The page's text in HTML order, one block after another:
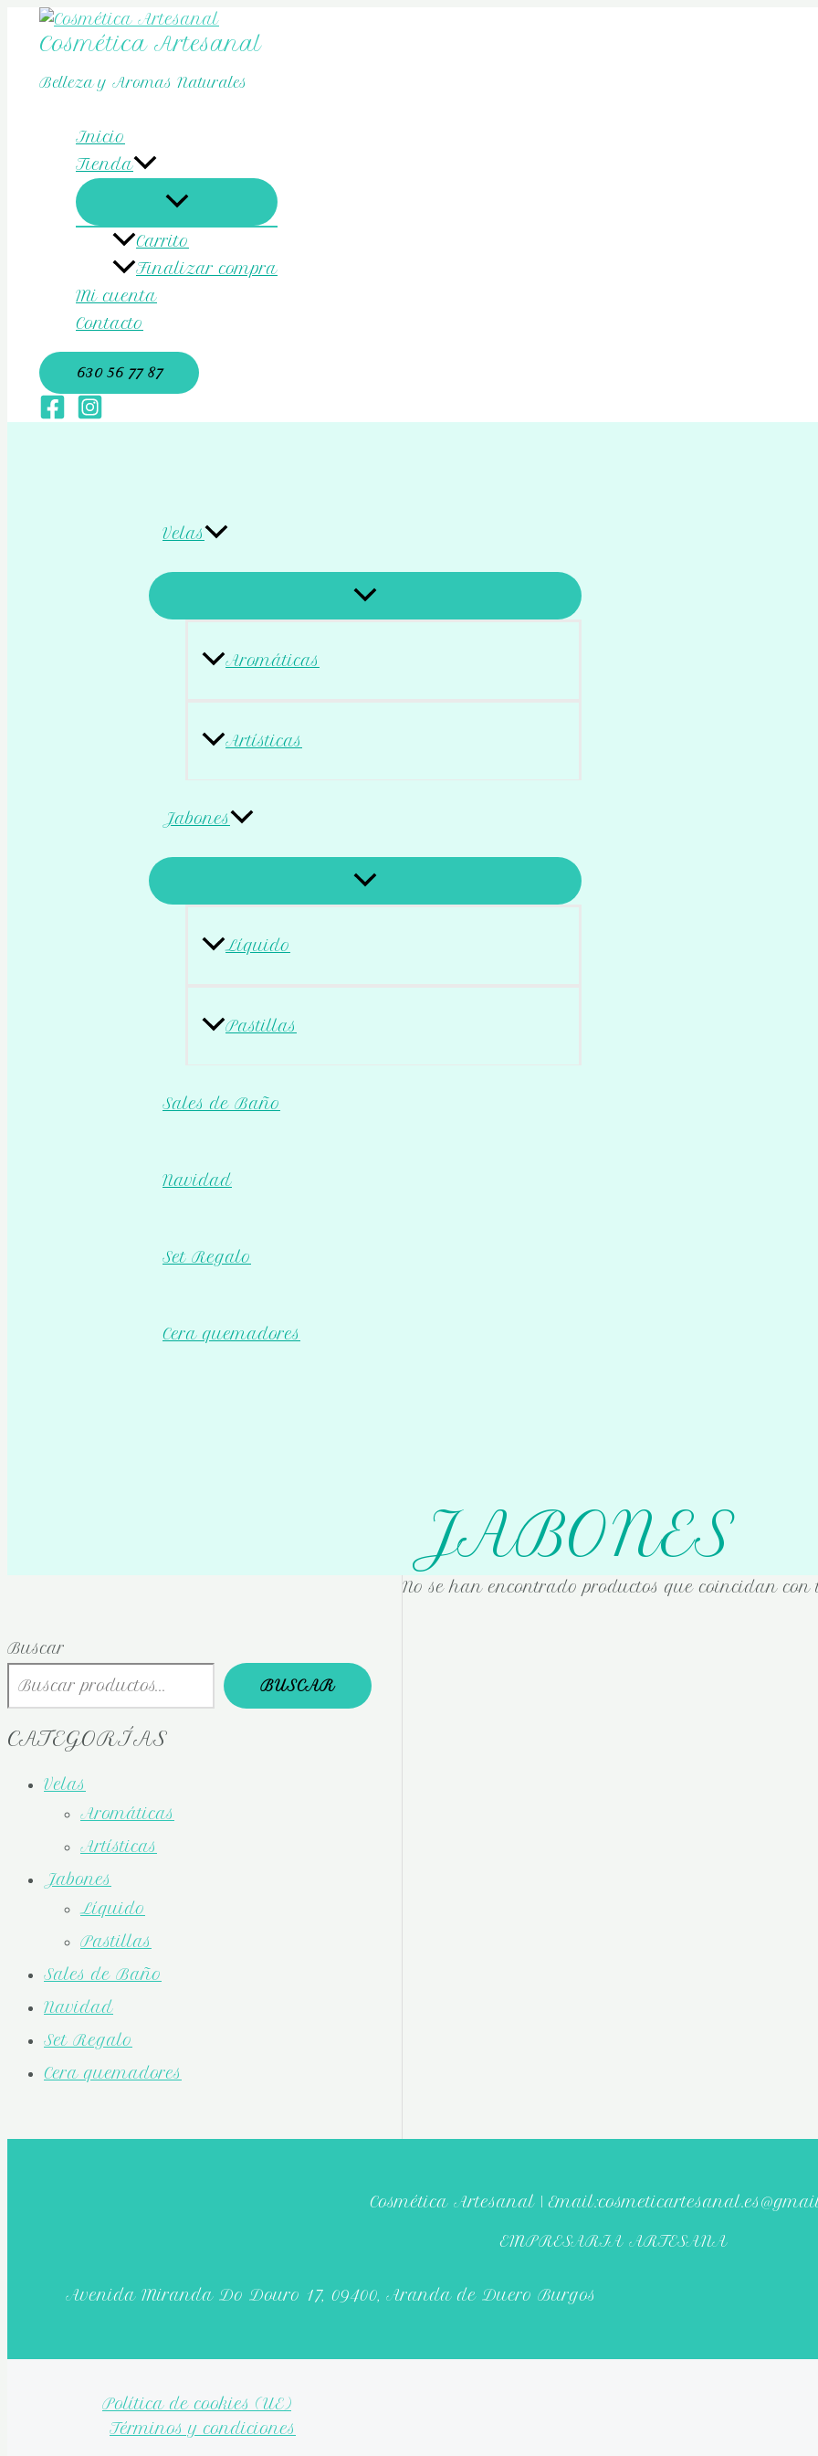
Cosmética Artesanal
Belleza y Aromas Naturales
Inicio
Tienda
MENÚ
Carrito
Finalizar compra
Mi cuenta
Contacto
630 56 77 87
Velas
Aromáticas
Artísticas
Jabones
Líquido
Pastillas
Sales de Baño
Navidad
Set Regalo
Cera quemadores
JABONES
Buscar
BUSCAR
CATEGORÍAS
Velas
Aromáticas
Artísticas
Jabones
Líquido
Pastillas
Sales de Baño
Navidad
Set Regalo
Cera quemadores
No se han encontrado productos que coincidan con
Cosmética Artesanal |
EMPRESARIA ARTESANA
Avenida Miranda Do Douro 17, 09400, Aranda de Duero Burgos
Política de cookies (UE)
Términos y condiciones